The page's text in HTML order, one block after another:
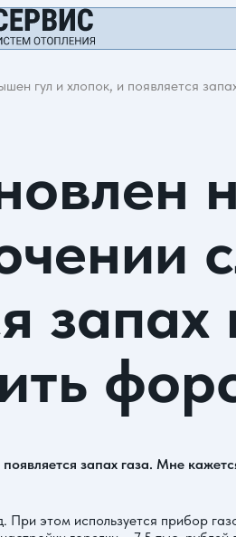
гул и хлопок, и появляется
запах газа. Мне
При этом используется прибор